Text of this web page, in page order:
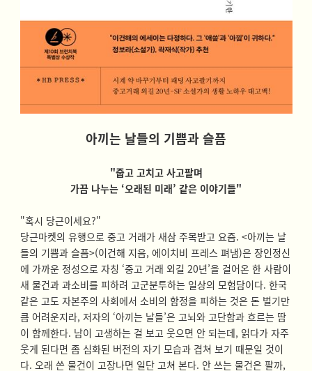
아끼는 날들의 기쁨과 슬픔
"줍고 고치고 사고팔며
가끔 나누는 ‘오래된 미래’ 같은 이야기들"
"혹시 당근이세요?"
당근마켓의 유행으로 중고 거래가 새삼 주목받고 요즘. <아끼는 날
들의 기쁨과 슬픔>(이건해 지음, 에이치비 프레스 펴냄)은 장인정신
에 가까운 정성으로 자칭 ‘중고 거래 외길 20년’을 걸어온 한 사람이
새 물건과 과소비를 피하려 고군분투하는 일상의 모험담이다. 한국
같은 고도 자본주의 사회에서 소비의 함정을 피하는 것은 돈 벌기만
큼 어려운지라, 저자의 ‘아끼는 날들’은 고뇌와 고단함과 흐르는 땀
이 함께한다. 남이 고생하는 걸 보고 웃으면 안 되는데, 읽다가 자주
웃게 된다면 좀 심화된 버전의 자기 모습과 겹쳐 보기 때문일 것이
다. 오래 쓴 물건이 고장나면 일단 고쳐 본다. 안 쓰는 물건은 팔까,